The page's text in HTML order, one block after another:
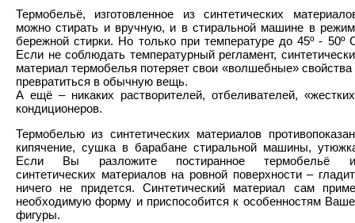
Термобельё, изготовленное из синтетических
можно стирать и вручную, и в стиральной машине в
бережной стирки. Но только при температуре до 45º - 50º
Если не соблюдать температурный регламент,
материал термобелья потеряет свои «волшебные» свойства
превратиться в обычную вещь.
А ещё – никаких растворителей, отбеливателей,
кондиционеров.
Термобелью из синтетических материалов
кипячение, сушка в барабане стиральной машины,
Если Вы разложите постиранное термобельё
синтетических материалов на ровной поверхности –
ничего не придется. Синтетический материал сам
необходимую форму и приспособится к особенностям
фигуры.